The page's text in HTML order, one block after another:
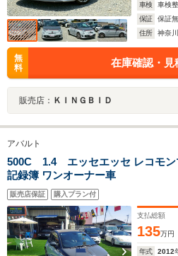
車検
車検
保証
保証無
住所
神奈
無
料
在庫確認・見
販売店： ＫＩＮＧＢＩＤ
アバルト
500C 1.4 エッセエッセ レコモン
記録簿 ワンオーナー車
販売店保証 購入プラン付
支払総額
135万円
年式 2012